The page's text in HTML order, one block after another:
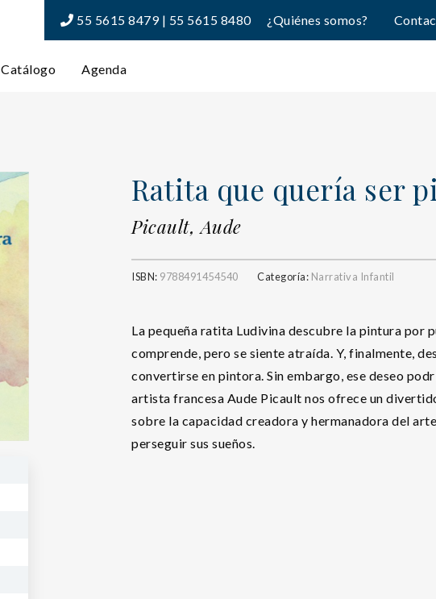
55 5615 8479 | 55 5615 8480 ¿Quiénes somos?
Catálogo Agenda
Ratita que quería ser
Picault, Aude
ISBN: 9788491454540 Categoría: Narrativa Infantil
La pequeña ratita Ludivina descubre la pintura por
comprende, pero se siente atraída. Y, finalmente,
convertirse en pintora. Sin embargo, ese deseo
artista francesa Aude Picault nos ofrece un
sobre la capacidad creadora y hermanadora del
perseguir sus sueños.